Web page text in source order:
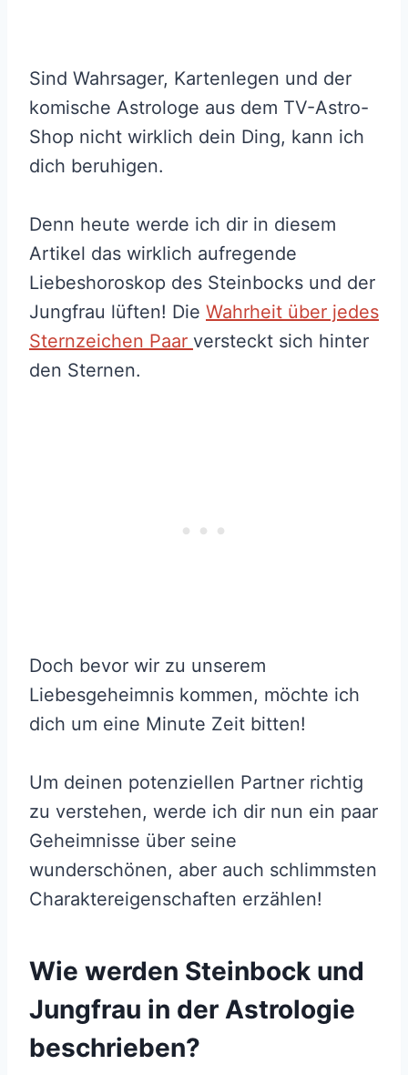
Sind Wahrsager, Kartenlegen und der
komische Astrologe aus dem TV-Astro-
Shop nicht wirklich dein Ding, kann ich
dich beruhigen.
Denn heute werde ich dir in diesem
Artikel das wirklich aufregende
Liebeshoroskop des Steinbocks und der
Jungfrau lüften! Die Wahrheit über jedes
Sternzeichen Paar versteckt sich hinter
den Sternen.
Doch bevor wir zu unserem
Liebesgeheimnis kommen, möchte ich
dich um eine Minute Zeit bitten!
Um deinen potenziellen Partner richtig
zu verstehen, werde ich dir nun ein paar
Geheimnisse über seine
wunderschönen, aber auch schlimmsten
Charaktereigenschaften erzählen!
Wie werden Steinbock und
Jungfrau in der Astrologie
beschrieben?